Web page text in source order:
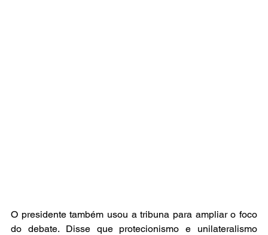
O presidente também usou a tribuna para ampliar o foco
do debate. Disse que protecionismo e unilateralismo